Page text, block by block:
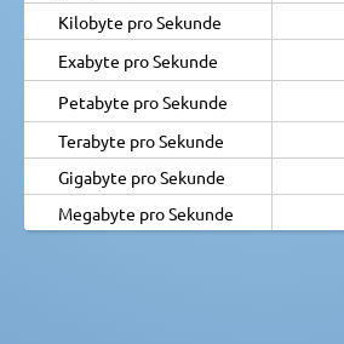
Kilobyte pro Sekunde
Exabyte pro Sekunde
Petabyte pro Sekunde
Terabyte pro Sekunde
Gigabyte pro Sekunde
Megabyte pro Sekunde